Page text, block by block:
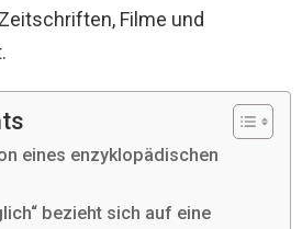
Filme und
eines enzyklopädischen
bezieht sich auf eine